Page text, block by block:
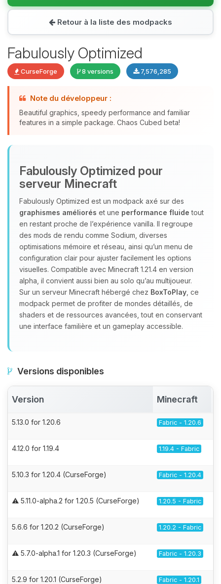
Retour à la liste des modpacks
Fabulously Optimized
CurseForge 8 versions 7,576,285
Note du développeur :
Beautiful graphics, speedy performance and familiar
features in a simple package. Chaos Cubed beta!
Fabulously Optimized pour
serveur Minecraft
Fabulously Optimized est un modpack axé sur des
graphismes améliorés et une performance fluide tout
en restant proche de l’expérience vanilla. Il regroupe
des mods de rendu comme Sodium, diverses
optimisations mémoire et réseau, ainsi qu’un menu de
configuration clair pour ajuster facilement les options
visuelles. Compatible avec Minecraft 1.21.4 en version
alpha, il convient aussi bien au solo qu’au multijoueur.
Sur un serveur Minecraft hébergé chez BoxToPlay , ce
modpack permet de profiter de mondes détaillés, de
shaders et de ressources avancées, tout en conservant
une interface familière et un gameplay accessible.
Versions disponibles
Version Minecraft
5.13.0 for 1.20.6 Fabric - 1.20.6
4.12.0 for 1.19.4 1.19.4 - Fabric
5.10.3 for 1.20.4 (CurseForge) Fabric - 1.20.4
⚠️ 5.11.0-alpha.2 for 1.20.5 (CurseForge) 1.20.5 - Fabric
5.6.6 for 1.20.2 (CurseForge) 1.20.2 - Fabric
⚠️ 5.7.0-alpha.1 for 1.20.3 (CurseForge) Fabric - 1.20.3
5.2.9 for 1.20.1 (CurseForge) Fabric - 1.20.1
tu as besoin et je vais remuer mes
petits circuits pour t’aider.